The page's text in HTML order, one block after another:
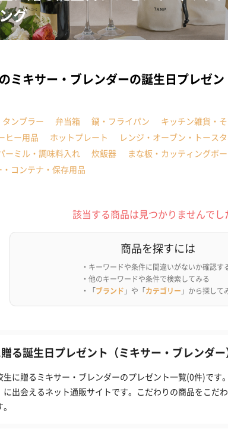
グ
ミキサー・ブレンダーの誕生日プレゼ
ンブラー 弁当箱 鍋・フライパン キッチン雑貨・
ヒー用品 ホットプレート レンジ・オーブン・トース
ーミル・調味料入れ 炊飯器 まな板・カッティングボ
コンテナ・保存用品
該当する商品は見つかりませんでし
商品を探すには
・キーワードや条件に間違いがないか確認す
・他のキーワードや条件で検索してみる
・「ブランド 」や「カテゴリー 」から探して
る誕生日プレゼント（ミキサー・ブレンダ
に贈るミキサー・ブレンダーのプレゼント一覧(0件)です
に出会えるネット通販サイトです。こだわりの商品をこだ